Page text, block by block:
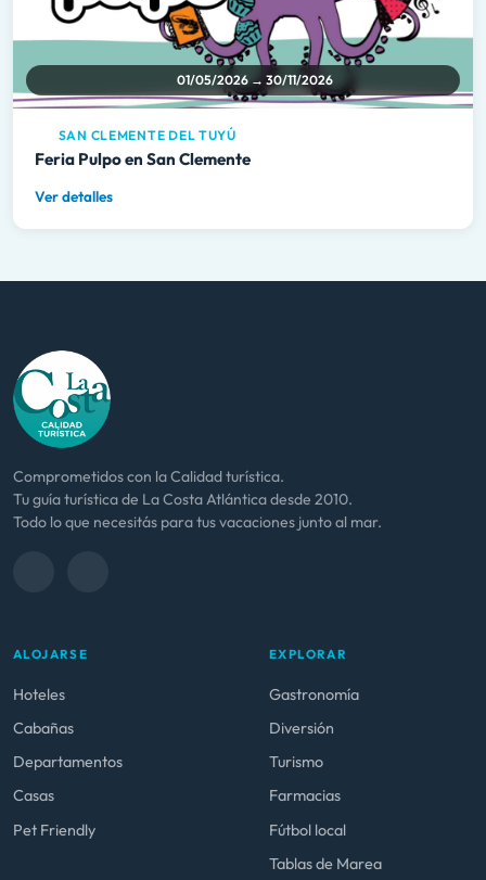
01/05/2026 → 30/11/2026
SAN CLEMENTE DEL TUYÚ
Feria Pulpo en San Clemente
Ver detalles
Comprometidos con la Calidad turística.
Tu guía turística de La Costa Atlántica desde 2010.
Todo lo que necesitás para tus vacaciones junto al mar.
ALOJARSE
Hoteles
Cabañas
Departamentos
Casas
Pet Friendly
EXPLORAR
Gastronomía
Diversión
Turismo
Farmacias
Fútbol local
Tablas de Marea